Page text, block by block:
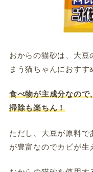
おからの猫砂は、大豆
まう猫ちゃんにおすす
食べ物が主成分なので
掃除も楽ちん！
ただし、大豆が原料で
が豊富なのでカビが生